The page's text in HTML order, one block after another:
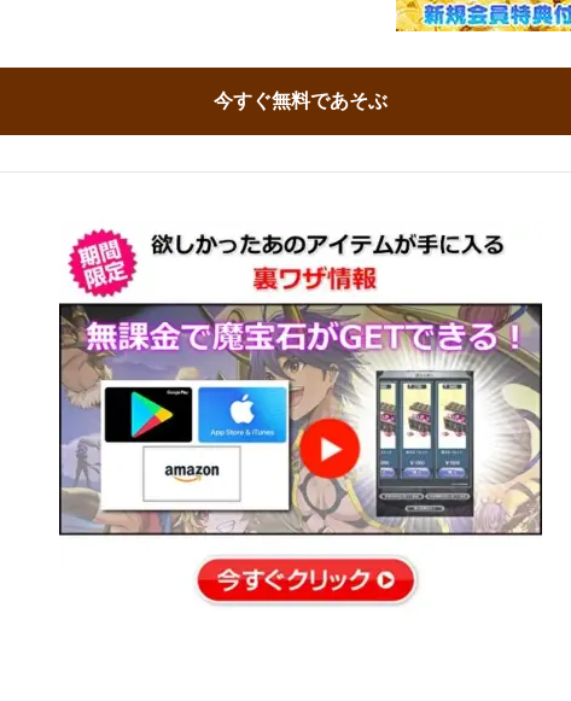
今すぐ無料であそぶ